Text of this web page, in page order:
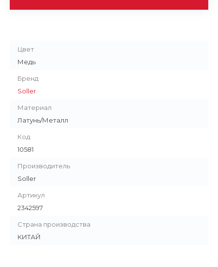
Цвет
Медь
Бренд
Soller
Материал
Латунь/Металл
Код
10581
Производитель
Soller
Артикул
2342597
Страна производства
КИТАЙ